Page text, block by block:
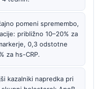
pomeni spremembo,
približno 10–20% za
0,3 odstotne
za hs-CRP.
kazalniki napredka pri